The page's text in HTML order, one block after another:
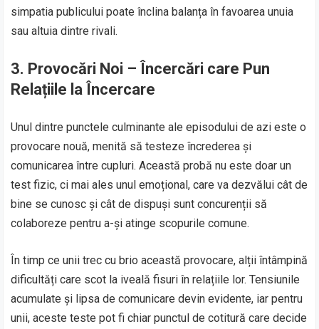
simpatia publicului poate înclina balanța în favoarea unuia
sau altuia dintre rivali.
3. Provocări Noi – Încercări care Pun
Relațiile la Încercare
Unul dintre punctele culminante ale episodului de azi este o
provocare nouă, menită să testeze încrederea și
comunicarea între cupluri. Această probă nu este doar un
test fizic, ci mai ales unul emoțional, care va dezvălui cât de
bine se cunosc și cât de dispuși sunt concurenții să
colaboreze pentru a-și atinge scopurile comune.
În timp ce unii trec cu brio această provocare, alții întâmpină
dificultăți care scot la iveală fisuri în relațiile lor. Tensiunile
acumulate și lipsa de comunicare devin evidente, iar pentru
unii, aceste teste pot fi chiar punctul de cotitură care decide